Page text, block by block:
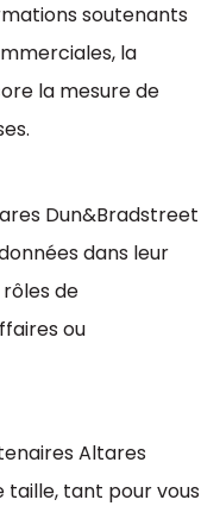
soutenants
la
la mesure de
Dun&Bradstreet
dans leur
de
ou
Altares
tant pour vous